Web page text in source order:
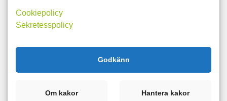
mammaträning
mässa
mat Matdagboken
mått
md mello mental träning metallica
middag
Cookiepolicy
Sekretesspolicy
Godkänn
Om kakor Hantera kakor